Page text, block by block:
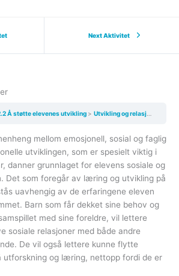
Next Aktivitet
Å støtte elevenes utvikling Utvikling og relasjoner
mellom emosjonell, sosial og faglig
utviklingen, som er spesielt viktig i
danner grunnlaget for elevens sosiale og
Det som foregår av læring og utvikling på
uavhengig av de erfaringene eleven
Barn som får dekket sine behov og
med sine foreldre, vil lettere
sosiale relasjoner med både andre
De vil også lettere kunne flytte
utforskning og læring, nettopp fordi de er